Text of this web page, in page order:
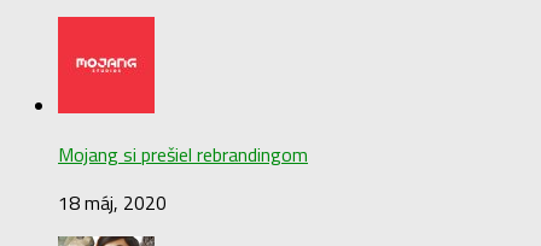
Mojang si prešiel rebrandingom
18 máj, 2020